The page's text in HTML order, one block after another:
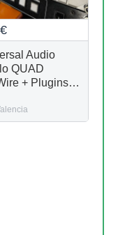
€
Audio
QUAD
+ Plugins